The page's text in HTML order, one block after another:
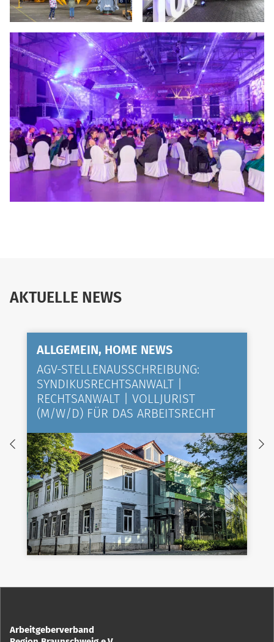
AKTUELLE NEWS
ALLGEMEIN, HOME NEWS
AGV-STELLENAUSSCHREIBUNG:
SYNDIKUSRECHTSANWALT |
RECHTSANWALT | VOLLJURIST
(M/W/D) FÜR DAS ARBEITSRECHT
Arbeitgeberverband